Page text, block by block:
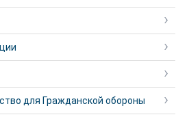
для Гражданской обороны